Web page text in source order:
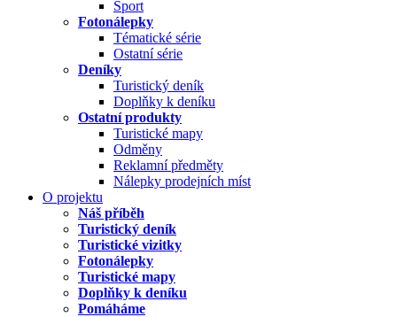
Sport
Fotonálepky
Tématické série
Ostatní série
Deníky
Turistický deník
Doplňky k deníku
Ostatní produkty
Turistické mapy
Odměny
Reklamní předměty
Nálepky prodejních míst
O projektu
Náš příběh
Turistický deník
Turistické vizitky
Fotonálepky
Turistické mapy
Doplňky k deníku
Pomáháme